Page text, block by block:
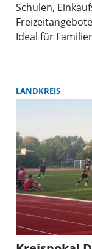
Schulen,
Ideal für
LANDKREIS